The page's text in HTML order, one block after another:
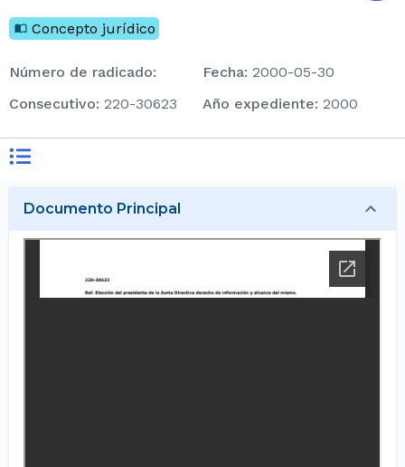
Concepto jurídico
Número de radicado: Fecha: 2000-05-30
consecutivo: 220-30623 Año expediente: 2000
Documento Principal